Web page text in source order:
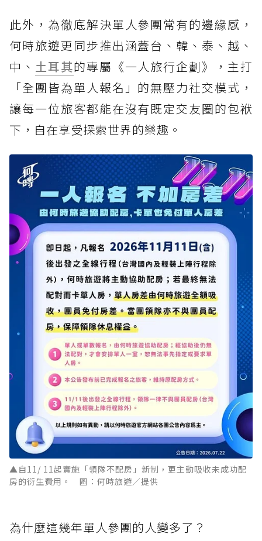
此外，為徹底解決單人參團常有的邊緣感，
何時旅遊更同步推出涵蓋台、韓、泰、越、
中、 土耳其的專屬《一人旅行企劃》，主打
「全團皆為單人報名」的無壓力社交模式，
讓每一位旅客都能在沒有既定交友圈的包袱
下，自在享受探索世界的樂趣。
▲自11/ 11起實施「領隊不配房」新制，更主動吸收未成功配
房的衍生費用。 圖：何時旅遊／提供
為什麼這幾年單人參團的人變多了？